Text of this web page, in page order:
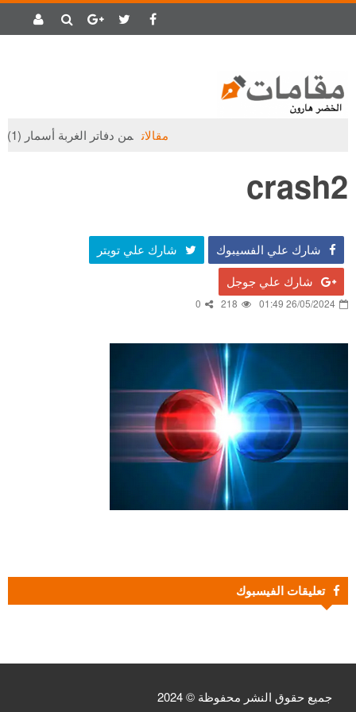
مقالات من دفاتر الغربة أسمار (1)
crash2
شارك علي الفسيبوك شارك علي تويتر
شارك علي جوجل
26/05/2024 01:49
218
0
تعليقات الفيسبوك
جميع حقوق النشر محفوظة © 2024